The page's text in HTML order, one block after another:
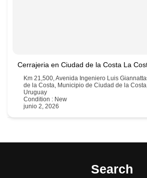
Cerrajeria en Ciudad de la Costa La
Km 21,500, Avenida Ingeniero Luis
de la Costa, Municipio de Ciudad de la
Uruguay
Condition : New
junio 2, 2026
Search